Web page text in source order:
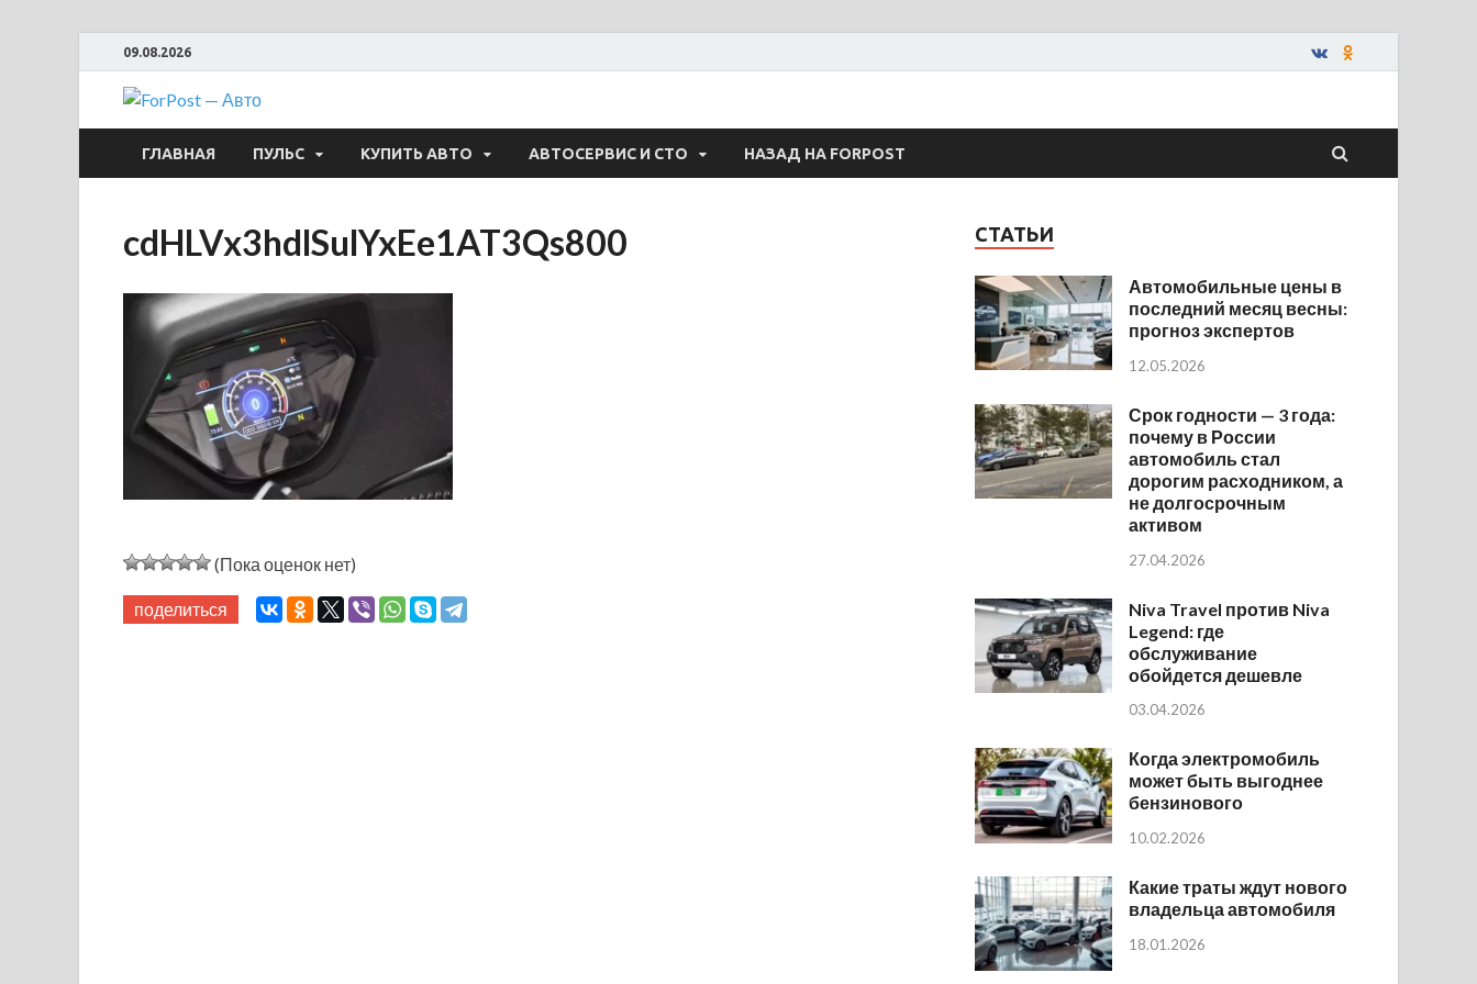
09.08.2026
ForPost — Авто
ГЛАВНАЯ ПУЛЬС КУПИТЬ АВТО АВТОСЕРВИС И СТО НАЗАД НА FORPOST
cdHLVx3hdlSulYxEe1AT3Qs800
(Пока оценок нет)
поделиться
СТАТЬИ
Автомобильные цены в
последний месяц весны:
прогноз экспертов
12.05.2026
Срок годности — 3 года:
почему в России
автомобиль стал
дорогим расходником, а
не долгосрочным
активом
27.04.2026
Niva Travel против Niva
Legend: где
обслуживание
обойдется дешевле
03.04.2026
Когда электромобиль
может быть выгоднее
бензинового
10.02.2026
Какие траты ждут нового
владельца автомобиля
18.01.2026